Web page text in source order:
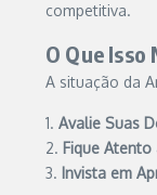
competitiva.
O Que
A situação da
1. Avalie Suas
2. Fique Atento
3. Invista em